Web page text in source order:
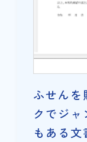
ふせんを
クでジ
もある